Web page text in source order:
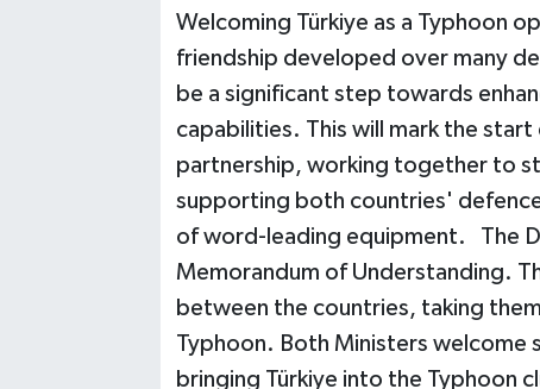
Welcoming Türkiye as a Typhoon
friendship developed over many
be a significant step towards
capabilities. This will mark the
partnership, working together to
supporting both countries'
of word-leading equipment. The
Memorandum of Understanding.
between the countries, taking
Typhoon. Both Ministers welcome
bringing Türkiye into the Typhoon